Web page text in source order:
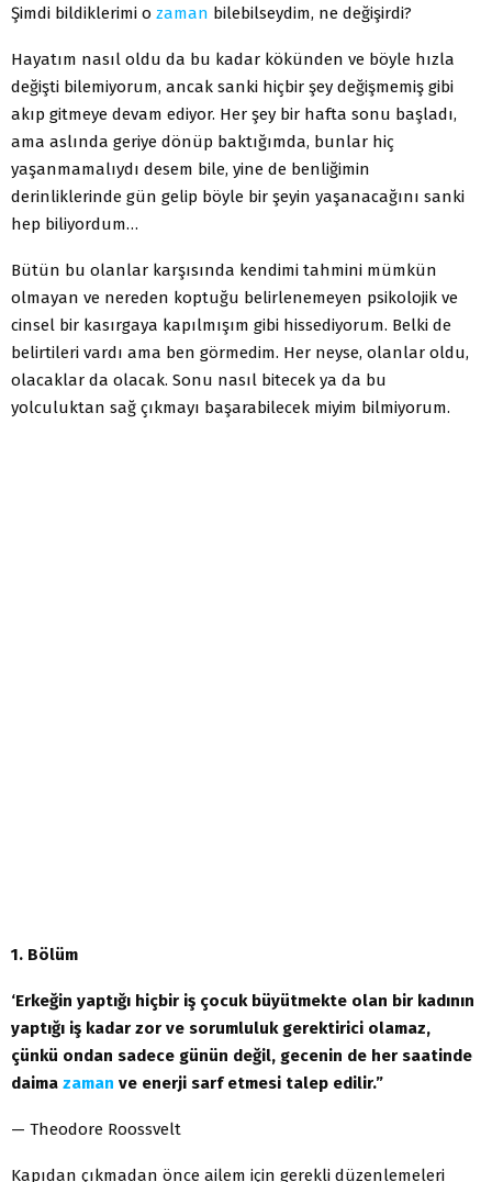
Şimdi bildiklerimi o zaman bilebilseydim, ne değişirdi?
Hayatım nasıl oldu da bu kadar kökünden ve böyle hızla
değişti bilemiyorum, ancak sanki hiçbir şey değişmemiş gibi
akıp gitmeye devam ediyor. Her şey bir hafta sonu başladı,
ama aslında geriye dönüp baktığımda, bunlar hiç
yaşanmamalıydı desem bile, yine de benliğimin
derinliklerinde gün gelip böyle bir şeyin yaşanacağını sanki
hep biliyordum…
Bütün bu olanlar karşısında kendimi tahmini mümkün
olmayan ve nereden koptuğu belirlenemeyen psikolojik ve
cinsel bir kasırgaya kapılmışım gibi hissediyorum. Belki de
belirtileri vardı ama ben görmedim. Her neyse, olanlar oldu,
olacaklar da olacak. Sonu nasıl bitecek ya da bu
yolculuktan sağ çıkmayı başarabilecek miyim bilmiyorum.
1. Bölüm
‘Erkeğin yaptığı hiçbir iş çocuk büyütmekte olan bir kadının
yaptığı iş kadar zor ve sorumluluk gerektirici olamaz,
çünkü ondan sadece günün değil, gecenin de her saatinde
daima zaman ve enerji sarf etmesi talep edilir.”
— Theodore Roossvelt
Kapıdan çıkmadan önce ailem için gerekli düzenlemeleri